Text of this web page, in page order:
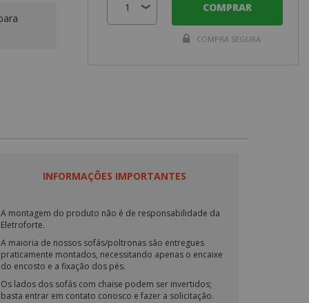
COMPRAR
COMPRA SEGURA
INFORMAÇÕES IMPORTANTES
A montagem do produto não é de responsabilidade da
Eletroforte.
A maioria de nossos sofás/poltronas são entregues
praticamente montados, necessitando apenas o encaixe
do encosto e a fixação dos pés.
Os lados dos sofás com chaise podem ser invertidos;
basta entrar em contato conosco e fazer a solicitação.